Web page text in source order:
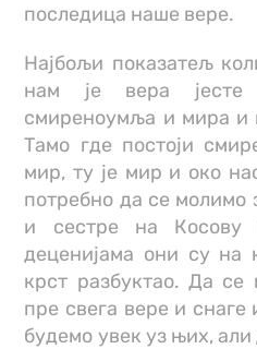
последица наше вере.
Најбољи показатељ
нам је вера
смиреноумља и мира и
Тамо где постоји
мир, ту је мир и око
потребно да се молимо
и сестре на Косову
деценијама они су на
крст разбуктао. Да
пре свега вере и
будемо увек уз њих,